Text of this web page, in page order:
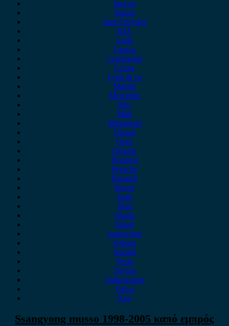
Jaecoo
Jaguar
Jeep Chrysler
KIA
Lada
Lancia
Leapmotor
Lexus
Lynk & co
Mazda
Mercedes
MG
Mini
Mitsubishi
Nissan
Opel
Omoda
Peugeot
Porsche
Renault
Rover
Saab
Seat
Skoda
Smart
ssangyong
Subaru
Suzuki
Tesla
Toyota
Volkswagen
Volvo
Xev
Ssangyong musso 1998-2005 καπό εμπρός